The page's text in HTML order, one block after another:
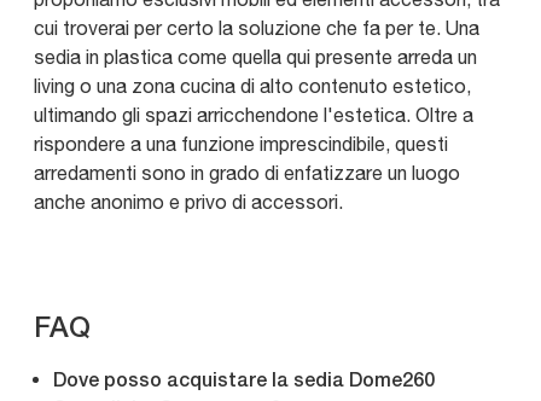
cui troverai per certo la soluzione che fa per te. Una
sedia in plastica come quella qui presente arreda un
living o una zona cucina di alto contenuto estetico,
ultimando gli spazi arricchendone l'estetica. Oltre a
rispondere a una funzione imprescindibile, questi
arredamenti sono in grado di enfatizzare un luogo
anche anonimo e privo di accessori.
FAQ
Dove posso acquistare la sedia Dome260